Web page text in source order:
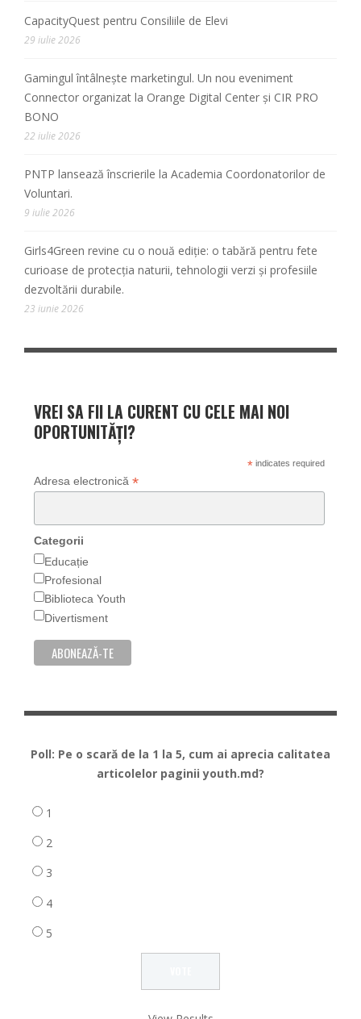
CapacityQuest pentru Consiliile de Elevi
29 iulie 2026
Gamingul întâlnește marketingul. Un nou eveniment
Connector organizat la Orange Digital Center și CIR PRO
BONO
22 iulie 2026
PNTP lansează înscrierile la Academia Coordonatorilor de
Voluntari.
9 iulie 2026
Girls4Green revine cu o nouă ediție: o tabără pentru fete
curioase de protecția naturii, tehnologii verzi și profesiile
dezvoltării durabile.
23 iunie 2026
VREI SA FII LA CURENT CU CELE MAI NOI
OPORTUNITĂȚI?
*indicates required
Adresa electronică *
Categorii
Educație
Profesional
Biblioteca Youth
Divertisment
Poll: Pe o scară de la 1 la 5, cum ai aprecia calitatea
articolelor paginii youth.md?
1
2
3
4
5